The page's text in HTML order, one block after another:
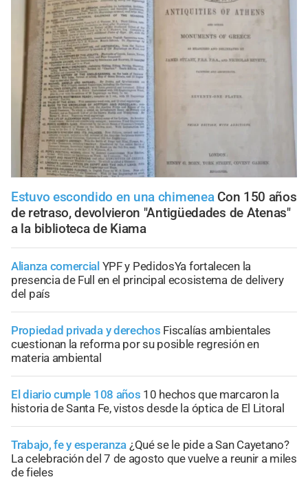
Estuvo escondido en una chimenea Con 150 años
de retraso, devolvieron "Antigüedades de Atenas"
a la biblioteca de Kiama
Alianza comercial YPF y PedidosYa fortalecen la
presencia de Full en el principal ecosistema de delivery
del país
Propiedad privada y derechos Fiscalías ambientales
cuestionan la reforma por su posible regresión en
materia ambiental
El diario cumple 108 años 10 hechos que marcaron la
historia de Santa Fe, vistos desde la óptica de El Litoral
Trabajo, fe y esperanza ¿Qué se le pide a San Cayetano?
La celebración del 7 de agosto que vuelve a reunir a miles
de fieles